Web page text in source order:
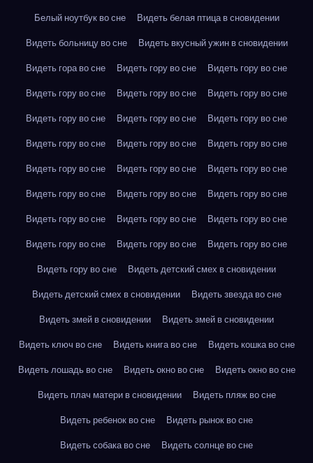
Белый ноутбук во сне
Видеть белая птица в сновидении
Видеть больницу во сне
Видеть вкусный ужин в сновидении
Видеть гора во сне
Видеть гору во сне
Видеть гору во сне
Видеть гору во сне
Видеть гору во сне
Видеть гору во сне
Видеть гору во сне
Видеть гору во сне
Видеть гору во сне
Видеть гору во сне
Видеть гору во сне
Видеть гору во сне
Видеть гору во сне
Видеть гору во сне
Видеть гору во сне
Видеть гору во сне
Видеть гору во сне
Видеть гору во сне
Видеть гору во сне
Видеть гору во сне
Видеть гору во сне
Видеть гору во сне
Видеть гору во сне
Видеть гору во сне
Видеть гору во сне
Видеть детский смех в сновидении
Видеть детский смех в сновидении
Видеть звезда во сне
Видеть змей в сновидении
Видеть змей в сновидении
Видеть ключ во сне
Видеть книга во сне
Видеть кошка во сне
Видеть лошадь во сне
Видеть окно во сне
Видеть окно во сне
Видеть плач матери в сновидении
Видеть пляж во сне
Видеть ребенок во сне
Видеть рынок во сне
Видеть собака во сне
Видеть солнце во сне